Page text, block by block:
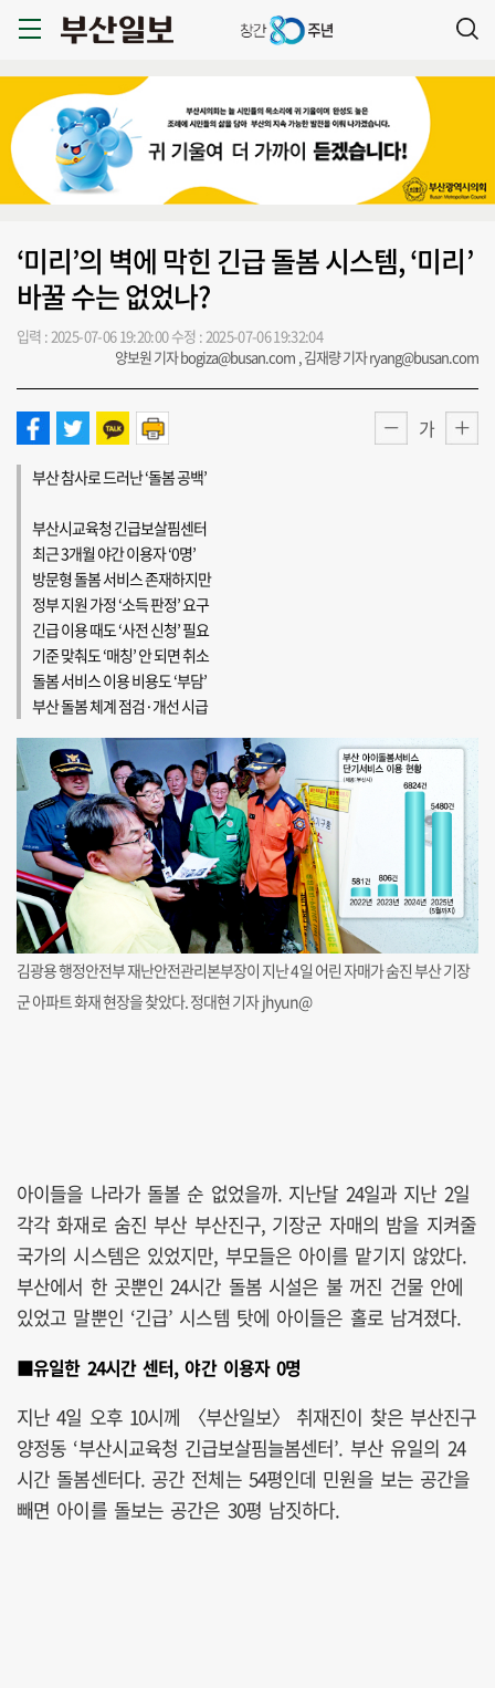
‘미리’의 벽에 막힌 긴급 돌봄 시스템, ‘미리’
바꿀 수는 없었나?
입력 : 2025-07-06 19:20:00수정 : 2025-07-06 19:32:04
양보원 기자 bogiza@busan.com , 김재량 기자 ryang@busan.com
가
부산 참사로 드러난 ‘돌봄 공백’
부산시교육청 긴급보살핌센터
최근 3개월 야간 이용자 ‘0명’
방문형 돌봄 서비스 존재하지만
정부 지원 가정 ‘소득 판정’ 요구
긴급 이용 때도 ‘사전 신청’ 필요
기준 맞춰도 ‘매칭’ 안 되면 취소
돌봄 서비스 이용 비용도 ‘부담’
부산 돌봄 체계 점검·개선 시급
김광용 행정안전부 재난안전관리본부장이 지난 4일 어린 자매가 숨진 부산 기장
군 아파트 화재 현장을 찾았다. 정대현 기자 jhyun@
아이들을 나라가 돌볼 순 없었을까. 지난달 24일과 지난 2일
각각 화재로 숨진 부산 부산진구, 기장군 자매의 밤을 지켜줄
국가의 시스템은 있었지만, 부모들은 아이를 맡기지 않았다.
부산에서 한 곳뿐인 24시간 돌봄 시설은 불 꺼진 건물 안에
있었고 말뿐인 ‘긴급’ 시스템 탓에 아이들은 홀로 남겨졌다.
■유일한 24시간 센터, 야간 이용자 0명
지난 4일 오후 10시께 〈부산일보〉 취재진이 찾은 부산진구
양정동 ‘부산시교육청 긴급보살핌늘봄센터’. 부산 유일의 24
시간 돌봄센터다. 공간 전체는 54평인데 민원을 보는 공간을
빼면 아이를 돌보는 공간은 30평 남짓하다.